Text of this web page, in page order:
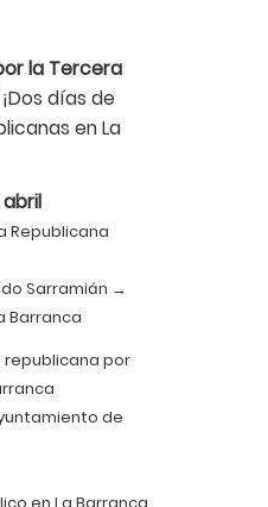
la Tercera
días de
en La
abril
Republicana
Sarramián →
Barranca
republicana por
de